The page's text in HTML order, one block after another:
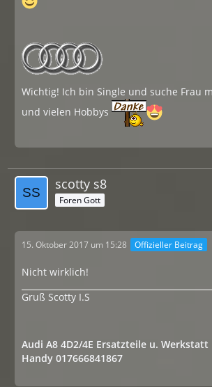
Wichtig! Ich bin Single und suche Frau
und vielen Hobbys
scotty s8
Foren Gott
15. Oktober 2017 um 15:28 Offizieller Beitrag
Nicht wirklich!
Gruß Scotty I.S
Audi A8 4D2/4E Ersatzteile u.
Handy 017666841867